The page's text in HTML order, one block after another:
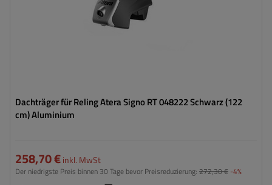
Dachträger für Reling Atera Signo RT 048222 Schwarz (122
cm) Aluminium
258,70 €inkl. MwSt
Der niedrigste Preis binnen 30 Tage bevor Preisreduzierung: 272,30 € -4%